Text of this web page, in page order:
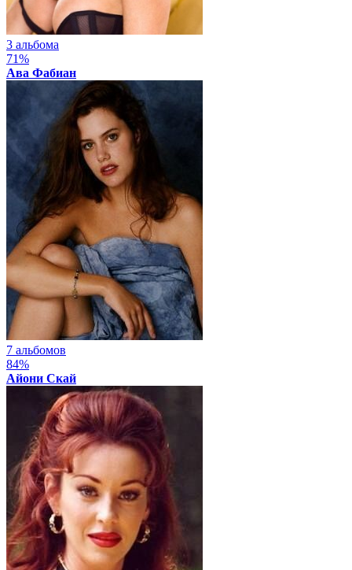
3 альбома
71%
Ава Фабиан
7 альбомов
84%
Айони Скай